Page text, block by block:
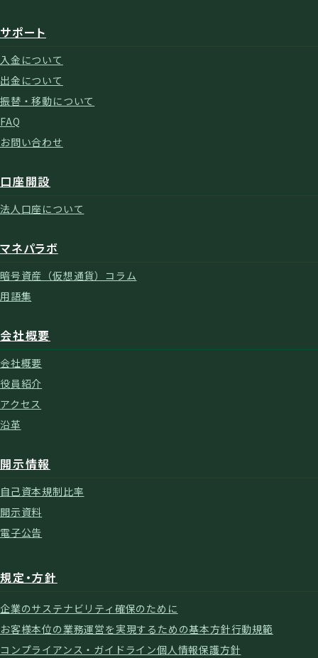
サポート
入金について
出金について
振替・移動について
FAQ
お問い合わせ
口座開設
法人口座について
マネパラボ
暗号資産（仮想通貨）コラム
用語集
会社概要
会社概要
役員紹介
アクセス
沿革
開示情報
自己資本規制比率
開示資料
電子公告
規定・方針
企業のサステナビリティ確保のために
お客様本位の業務運営を実現するための基本方針行動規範
コンプライアンス・ガイドライン個人情報保護方針